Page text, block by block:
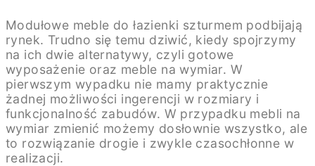
Modułowe meble do łazienki szturmem podbijają
rynek. Trudno się temu dziwić, kiedy spojrzymy
na ich dwie alternatywy, czyli gotowe
wyposażenie oraz meble na wymiar. W
pierwszym wypadku nie mamy praktycznie
żadnej możliwości ingerencji w rozmiary i
funkcjonalność zabudów. W przypadku mebli na
wymiar zmienić możemy dosłownie wszystko, ale
to rozwiązanie drogie i zwykle czasochłonne w
realizacji.